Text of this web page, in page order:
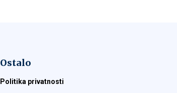
Ostalo
Politika privatnosti